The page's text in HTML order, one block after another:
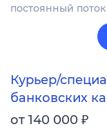
постоянный поток
Курьер/
банковских
от 140 000 ₽